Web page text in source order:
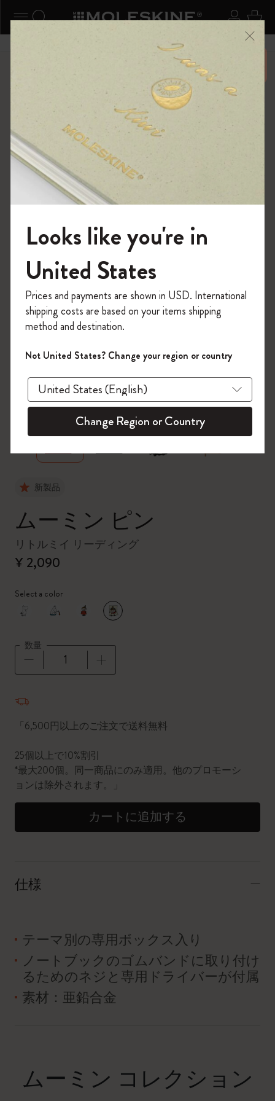
ナビゲーションの切替 ログ
検索 (キーワードなど) カ
6,500円以上のご購入で送料無料 メニ
ーを閉じる
ショップ
ムーミン コレクション
zoom.cta
新製品
ムーミン ピン
リトルミイ リーディング
¥ 2,090
Select a color
選択済
選択したカラー
数量
「6,500円以上のご注文で送料無料
25個以上で10%割引
*最大200個。同一商品にのみ適用。他のプロモーシ
ョンは除外されます。」
カートに追加する
仕様
テーマ別の専用ボックス入り
ノートブックのゴムバンドに取り付け
るためのネジと専用ドライバーが付属
素材：亜鉛合金
ムーミン コレクション
モレスキンの世界へようこそ
「WELCOME10」を入力すると、初回注
文が10%オフ＋送料無料になります。セ
ール・アウトレット品は適用外。
Moleskineアカウントを作成して限定オフ
ァーや会員特典、さらに多くのインスピ
レーションを手に入れましょう。
今すぐ会員登録 !
Looks like you're in
United States
Prices and payments are shown in USD. International
shipping costs are based on your items shipping
method and destination.
Not United States? Change your region or country
Change Region or Country